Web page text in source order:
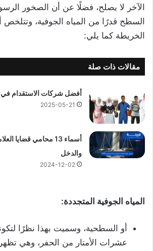
الآخر لا يصلح، فضلًا عن أن الصخور
السطح قدرًا من المياه الجوفية، وتتلخص
الخريطة كما يلي:
مقالات ذات صلة
أفضل شركات الاستقدام في
2025-05-21
أسماء 13 محامي قضايا
والدخل
2024-12-02
المياه الجوفية المتجددة:
أو السطحية، وسميت بهذا نظرًا
عشرات الأمتار من الحفر، وهي